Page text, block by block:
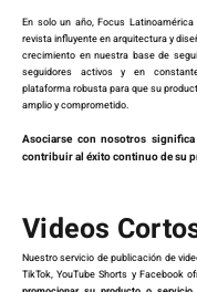
En solo un año, Focus
revista influyente en arquitectura y
crecimiento en nuestra base de
seguidores activos y en
plataforma robusta para que su
amplio y comprometido.
Asociarse con nosotros
contribuir al éxito continuo de su
Videos
Nuestro servicio de publicación de
TikTok, YouTube Shorts y Facebook